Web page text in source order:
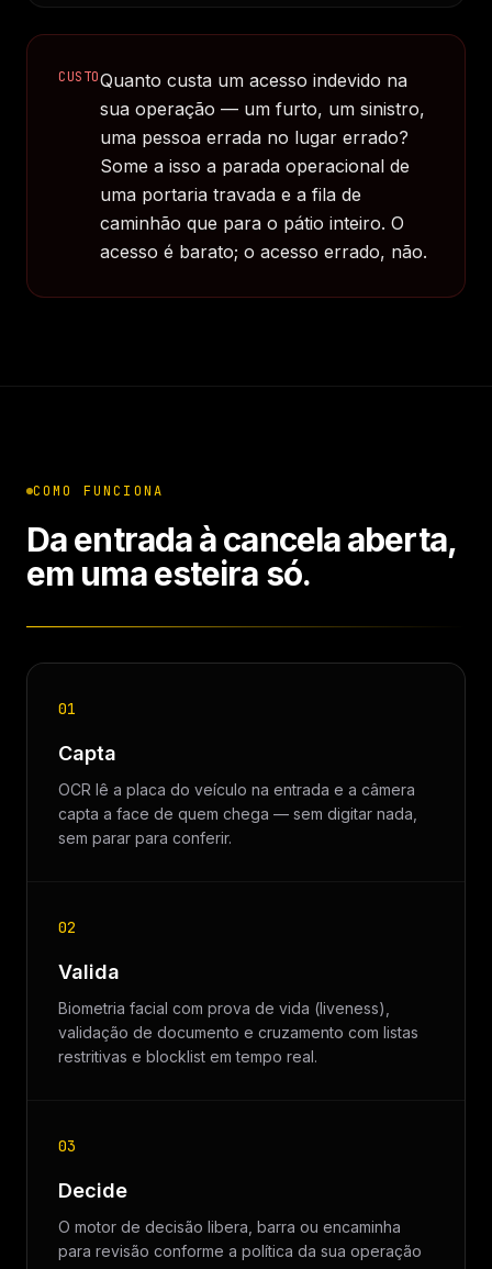
CUSTOQuanto custa um acesso indevido na
sua operação — um furto, um sinistro,
uma pessoa errada no lugar errado?
Some a isso a parada operacional de
uma portaria travada e a fila de
caminhão que para o pátio inteiro. O
acesso é barato; o acesso errado, não.
COMO FUNCIONA
Da entrada à cancela aberta,
em uma esteira só.
01
Capta
OCR lê a placa do veículo na entrada e a câmera
capta a face de quem chega — sem digitar nada,
sem parar para conferir.
02
Valida
Biometria facial com prova de vida (liveness),
validação de documento e cruzamento com listas
restritivas e blocklist em tempo real.
03
Decide
O motor de decisão libera, barra ou encaminha
para revisão conforme a política da sua operação